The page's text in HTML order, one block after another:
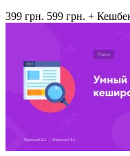
399 грн. 599 грн. +